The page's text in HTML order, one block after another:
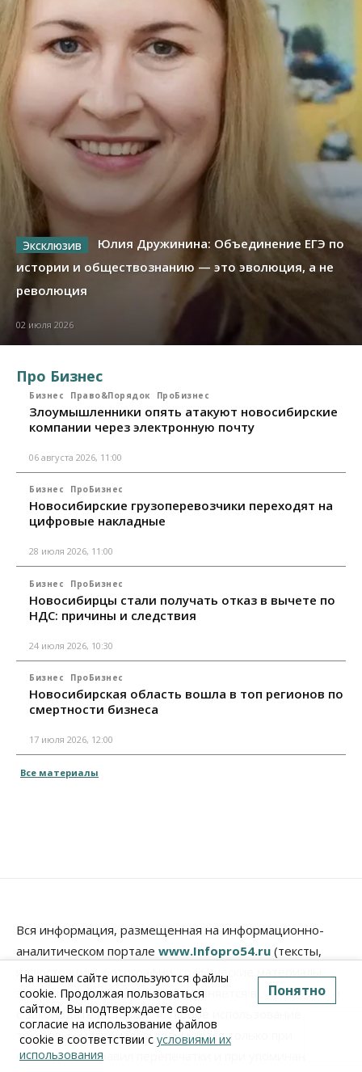
Юлия Дружинина: Объединение ЕГЭ по
истории и обществознанию — это эволюция, а не
революция
02 июля 2026
Про Бизнес
Бизнес Право&Порядок ПроБизнес
Злоумышленники опять атакуют новосибирские
компании через электронную почту
06 августа 2026, 11:00
Бизнес ПроБизнес
Новосибирские грузоперевозчики переходят на
цифровые накладные
28 июля 2026, 11:00
Бизнес ПроБизнес
Новосибирцы стали получать отказ в вычете по
НДС: причины и следствия
24 июля 2026, 10:30
Бизнес ПроБизнес
Новосибирская область вошла в топ регионов по
смертности бизнеса
17 июля 2026, 12:00
Все материалы
Вся информация, размещенная на информационно-
аналитическом портале www.Infopro54.ru (тексты,
иллюстрации, фотографии, графические материалы,
элементы дизайна, видео), охраняется в соответствии
с законодательством РФ. Любое использование
текстовых материалов допускается только при
соблюдении правил перепечатки и при упоминании
На нашем сайте используются файлы
cookie. Продолжая пользоваться
сайтом, Вы подтверждаете свое
согласие на использование файлов
cookie в соответствии с условиями их
использования
Понятно